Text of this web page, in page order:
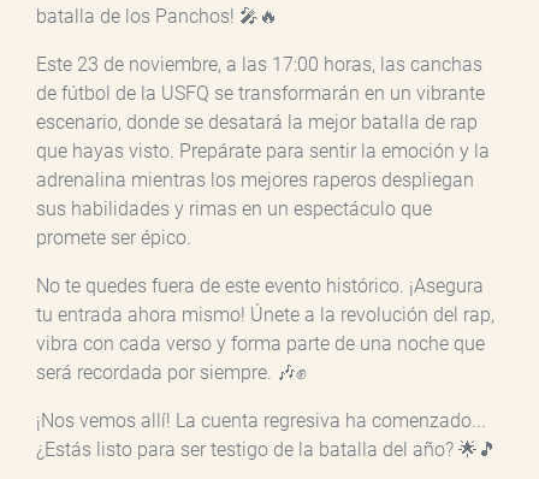
batalla de los Panchos! 🎤🔥
Este 23 de noviembre, a las 17:00 horas, las canchas
de fútbol de la USFQ se transformarán en un vibrante
escenario, donde se desatará la mejor batalla de rap
que hayas visto. Prepárate para sentir la emoción y la
adrenalina mientras los mejores raperos despliegan
sus habilidades y rimas en un espectáculo que
promete ser épico.
No te quedes fuera de este evento histórico. ¡Asegura
tu entrada ahora mismo! Únete a la revolución del rap,
vibra con cada verso y forma parte de una noche que
será recordada por siempre. 🎶✊
¡Nos vemos allí! La cuenta regresiva ha comenzado...
¿Estás listo para ser testigo de la batalla del año? 🌟🎵